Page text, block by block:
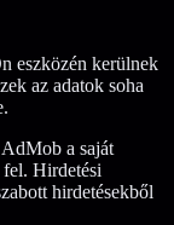
eszközén kerülnek
az adatok soha
a saját
Hirdetési
hirdetésekből